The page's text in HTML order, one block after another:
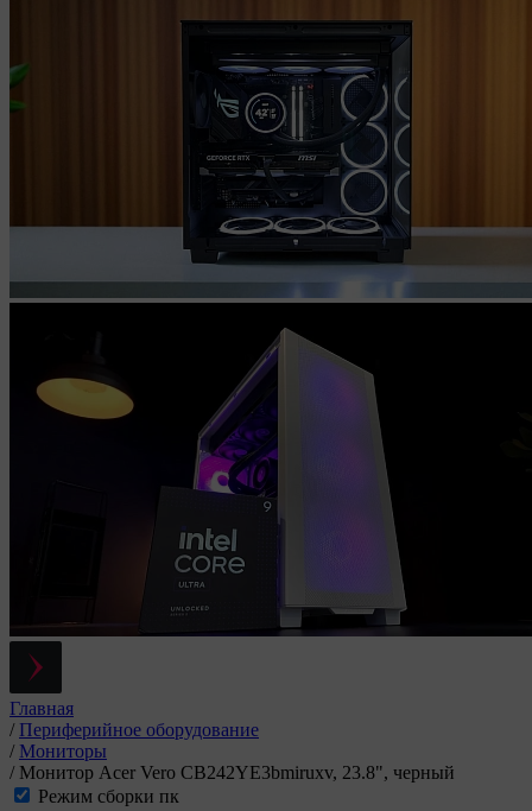
Главная
/ Периферийное оборудование
/ Мониторы
/ Монитор Acer Vero CB242YE3bmiruxv, 23.8", черный
Режим сборки пк